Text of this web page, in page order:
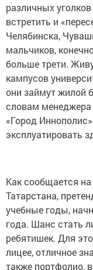
различных
встретить и
Челябинска,
мальчиков,
больше трети.
кампусов
они займут жилой
словам
«Город
эксплуатировать
Как сообщается
Татарстана,
учебные годы,
года. Шанс стать
ребятишек. Для
лицее, отличное
также портфолио,